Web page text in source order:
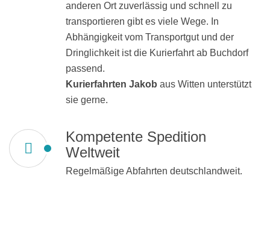
anderen Ort zuverlässig und schnell zu
transportieren gibt es viele Wege. In
Abhängigkeit vom Transportgut und der
Dringlichkeit ist die Kurierfahrt ab Buchdorf
passend.
Kurierfahrten Jakob aus Witten unterstützt
sie gerne.
Kompetente Spedition
Weltweit
Regelmäßige Abfahrten deutschlandweit.